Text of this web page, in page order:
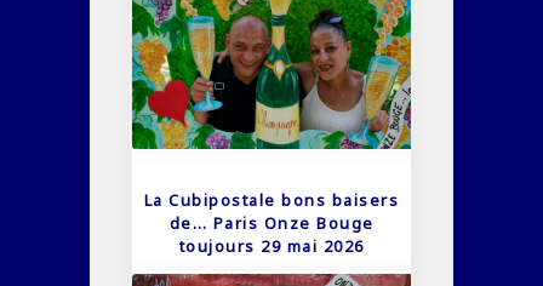
La Cubipostale bons baisers
de… Paris Onze Bouge
toujours 29 mai 2026